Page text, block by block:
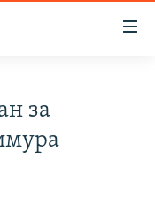
за